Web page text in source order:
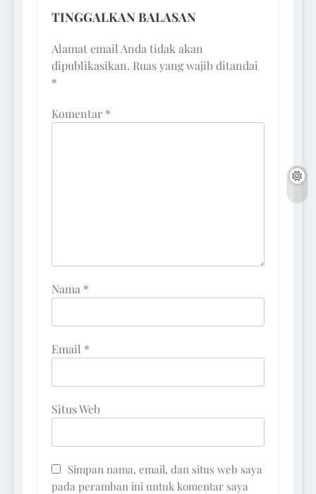
TINGGALKAN BALASAN
Alamat email Anda tidak akan
dipublikasikan. Ruas yang wajib ditandai
*
Komentar *
Nama *
Email *
Situs Web
Simpan nama, email, dan situs web saya
pada peramban ini untuk komentar saya